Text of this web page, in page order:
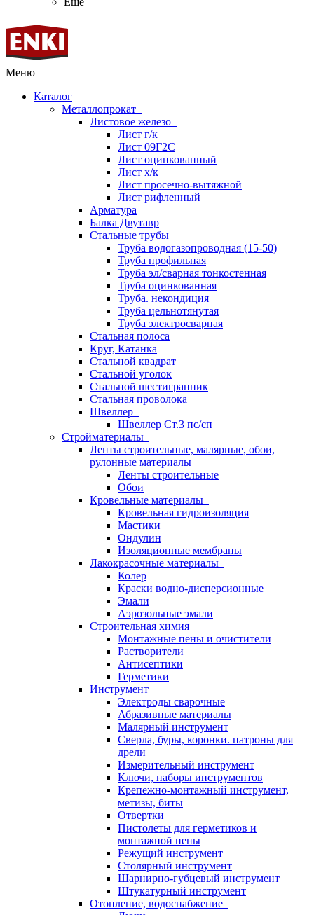
Меню
Каталог
Металлопрокат
Листовое железо
Лист г/к
Лист 09Г2С
Лист оцинкованный
Лист х/к
Лист просечно-вытяжной
Лист рифленный
Арматура
Балка Двутавр
Стальные трубы
Труба водогазопроводная (15-50)
Труба профильная
Труба эл/сварная тонкостенная
Труба оцинкованная
Труба. некондиция
Труба цельнотянутая
Труба электросварная
Стальная полоса
Круг, Катанка
Стальной квадрат
Стальной уголок
Стальной шестигранник
Стальная проволока
Швеллер
Швеллер Ст.3 пс/сп
Стройматериалы
Ленты строительные, малярные, обои,
рулонные материалы
Ленты строительные
Обои
Кровельные материалы
Кровельная гидроизоляция
Мастики
Ондулин
Изоляционные мембраны
Лакокрасочные материалы
Колер
Краски водно-дисперсионные
Эмали
Аэрозольные эмали
Строительная химия
Монтажные пены и очистители
Растворители
Антисептики
Герметики
Инструмент
Электроды сварочные
Абразивные материалы
Малярный инструмент
Сверла, буры, коронки. патроны для
дрели
Измерительный инструмент
Ключи, наборы инструментов
Крепежно-монтажный инструмент,
метизы, биты
Отвертки
Пистолеты для герметиков и
монтажной пены
Режущий инструмент
Столярный инструмент
Шарнирно-губцевый инструмент
Штукатурный инструмент
Отопление, водоснабжение